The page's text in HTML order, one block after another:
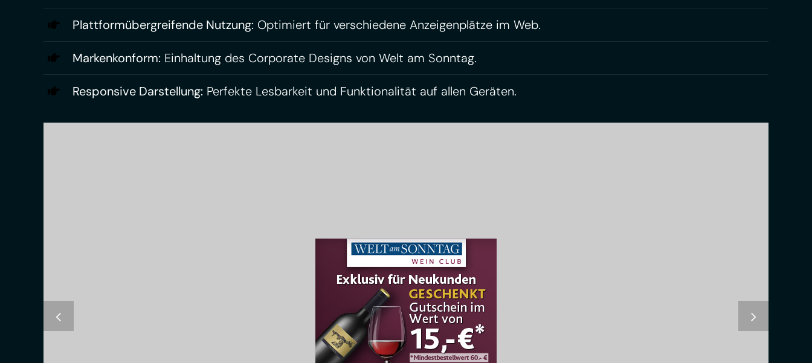
Plattformübergreifende Nutzung: Optimiert für verschiedene Anzeigenplätze im Web.
Markenkonform: Einhaltung des Corporate Designs von Welt am Sonntag.
Responsive Darstellung: Perfekte Lesbarkeit und Funktionalität auf allen Geräten.